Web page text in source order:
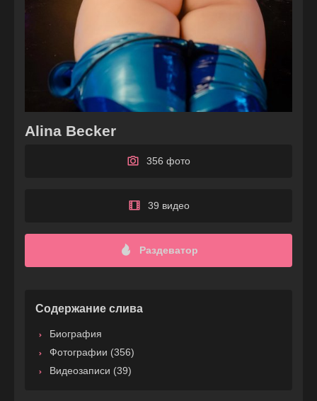
Alina Becker
356 фото
39 видео
Раздеватор
Содержание слива
Биография
Фотографии (356)
Видеозаписи (39)